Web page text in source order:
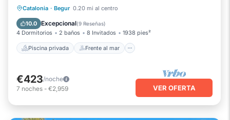
Catalonia · Begur 0.20 mi al centro
10.0 Excepcional(9 Reseñas)
4 Dormitorios 2 baños 8 Invitados 1938 pies²
Piscina privada Frente al mar
Piscina privada
Frente al mar
Chimenea/Calefacción
€423/noche
7 noches - €2,959 VER OFERTA